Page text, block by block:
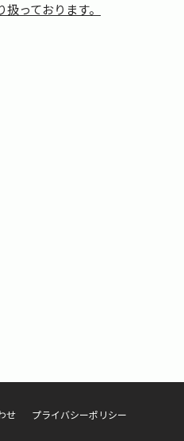
っております。
せ プライバシーポリシー